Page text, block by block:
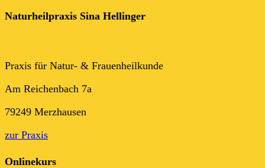
Naturheilpraxis Sina Hellinger
Praxis für Natur- & Frauenheilkunde
Am Reichenbach 7a
79249 Merzhausen
zur Praxis
Onlinekurs